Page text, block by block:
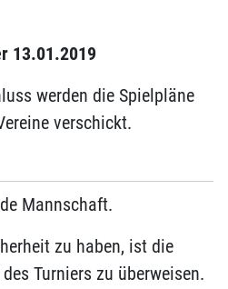
13.01.2019
werden die Spielpläne
verschickt.
Mannschaft.
zu haben, ist die
Turniers zu überweisen.